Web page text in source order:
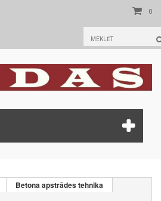
0
Betona apstrādes tehnika